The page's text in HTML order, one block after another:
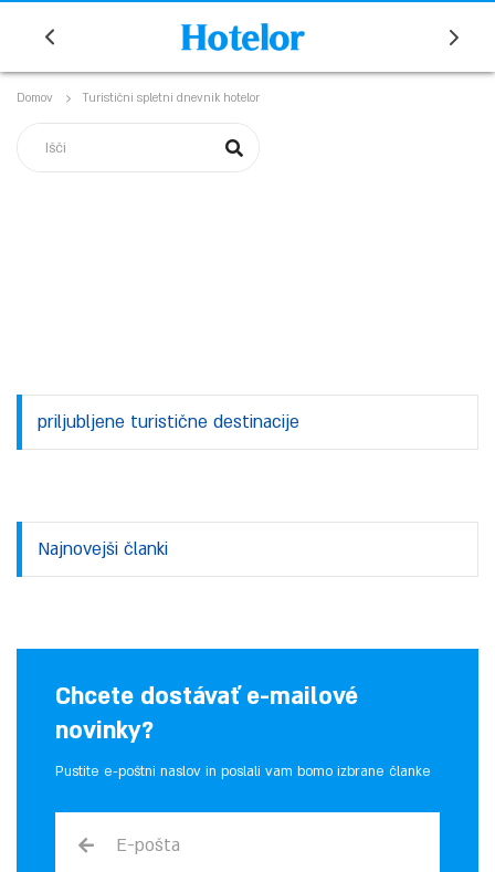
Domov Turistični spletni dnevnik hotelor
priljubljene turistične destinacije
Najnovejši članki
Chcete dostávať e-mailové
novinky?
Pustite e-poštni naslov in poslali vam bomo izbrane članke